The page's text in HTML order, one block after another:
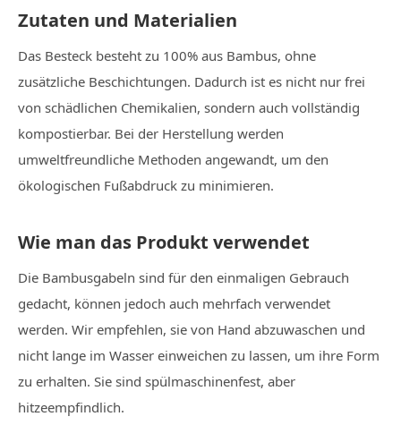
Zutaten und Materialien
Das Besteck besteht zu 100% aus Bambus, ohne
zusätzliche Beschichtungen. Dadurch ist es nicht nur frei
von schädlichen Chemikalien, sondern auch vollständig
kompostierbar. Bei der Herstellung werden
umweltfreundliche Methoden angewandt, um den
ökologischen Fußabdruck zu minimieren.
Wie man das Produkt verwendet
Die Bambusgabeln sind für den einmaligen Gebrauch
gedacht, können jedoch auch mehrfach verwendet
werden. Wir empfehlen, sie von Hand abzuwaschen und
nicht lange im Wasser einweichen zu lassen, um ihre Form
zu erhalten. Sie sind spülmaschinenfest, aber
hitzeempfindlich.